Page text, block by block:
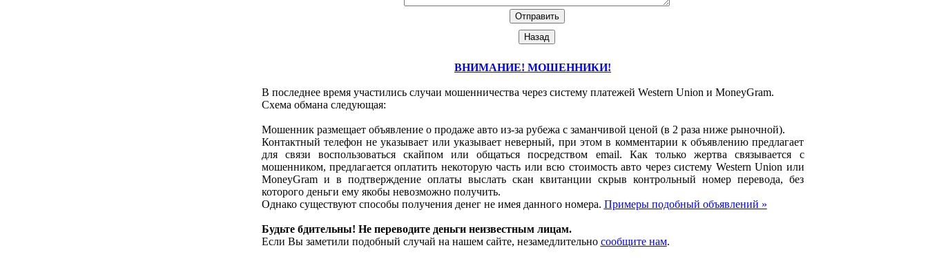
ВНИМАНИЕ! МОШЕННИКИ!
В последнее время участились случаи мошенничества через систему платежей Western Union и MoneyGram.
Схема обмана следующая:
Мошенник размещает объявление о продаже авто из-за рубежа с заманчивой ценой (в 2 раза ниже рыночной).
Контактный телефон не указывает или указывает неверный, при этом в комментарии к объявлению предлагает
для связи воспользоваться скайпом или общаться посредством email. Как только жертва связывается с
мошенником, предлагается оплатить некоторую часть или всю стоимость авто через систему Western Union или
MoneyGram и в подтверждение оплаты выслать скан квитанции скрыв контрольный номер перевода, без
которого деньги ему якобы невозможно получить.
Однако существуют способы получения денег не имея данного номера. Примеры подобный объявлений »
Будьте бдительны! Не переводите деньги неизвестным лицам.
Если Вы заметили подобный случай на нашем сайте, незамедлительно сообщите нам.